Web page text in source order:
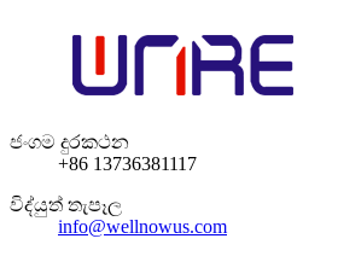
ජංගම දුරකථන
+86 13736381117
විද්යුත් තැපෑල
info@wellnowus.com